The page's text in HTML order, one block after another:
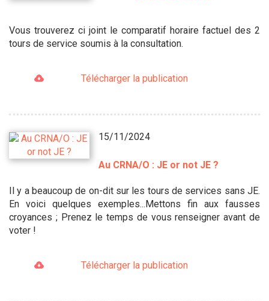
Vous trouverez ci joint le comparatif horaire factuel des 2
tours de service soumis à la consultation.
Télécharger la publication
15/11/2024
Au CRNA/O : JE or not JE ?
Il y a beaucoup de on-dit sur les tours de services sans JE.
En voici quelques exemples...Mettons fin aux fausses
croyances ; Prenez le temps de vous renseigner avant de
voter !
Télécharger la publication